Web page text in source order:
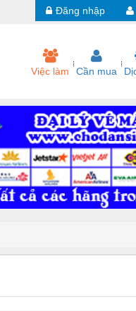
Đăng nhập
Việc làm Cần mua